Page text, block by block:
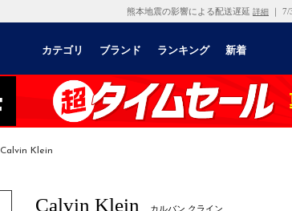
熊本地震の影響による配送遅延 詳細 ｜
カテゴリ ブランド ランキング 新着
Calvin Klein
Calvin Klein カルバン クライン